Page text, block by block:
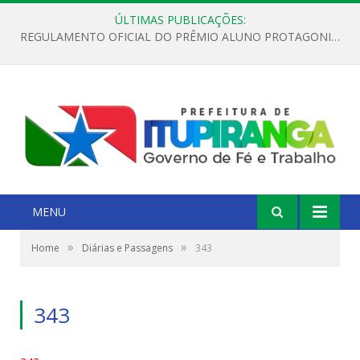
ÚLTIMAS PUBLICAÇÕES:
REGULAMENTO OFICIAL DO PRÊMIO ALUNO PROTAGONISTA – EDIÇÃO 2026
MENU
Home » Diárias e Passagens » 343
343